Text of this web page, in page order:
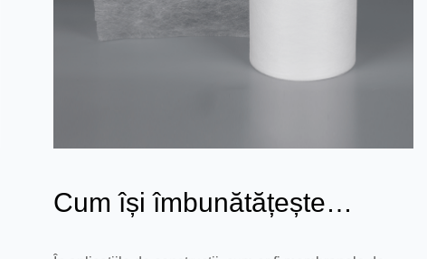
Cum își îmbunătățește